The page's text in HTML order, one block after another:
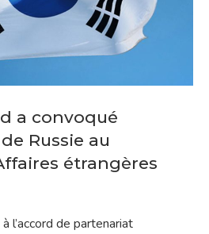
a convoqué
Russie au
étrangères
l’accord de partenariat